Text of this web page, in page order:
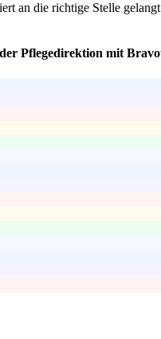
an die richtige Stelle
Pflegedirektion mit